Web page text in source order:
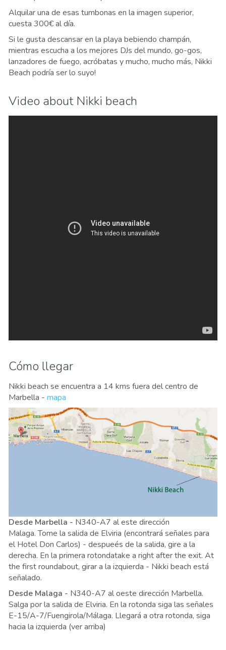
Alquilar una de esas tumbonas en la imagen superior,
cuesta 300€ al día.
Si le gusta descansar en la playa bebiendo champán,
mientras escucha a los mejores DJs del mundo, go-gos,
lanzadores de fuego, acróbatas y mucho, mucho más, Nikki
Beach podría ser lo suyo!
Video about Nikki beach
Cómo llegar
Nikki beach se encuentra a 14 kms fuera del centro de
Marbella - mapa
Desde Marbella - N340-A7 al este dirección
Malaga. Tome la salida de Elviria (encontrará señales para
el Hotel Don Carlos) - despueés de la salida, gire a la
derecha. En la primera rotondatake a right after the exit. At
the first roundabout, girar a la izquierda - Nikki beach está
señalado.
Desde Malaga - N340-A7 al oeste dirección Marbella.
Salga por la salida de Elviria. En la rotonda siga las señales
E-15/A-7/Fuengirola/Málaga. Llegará a otra rotonda, siga
hacia la izquierda (ver arriba)